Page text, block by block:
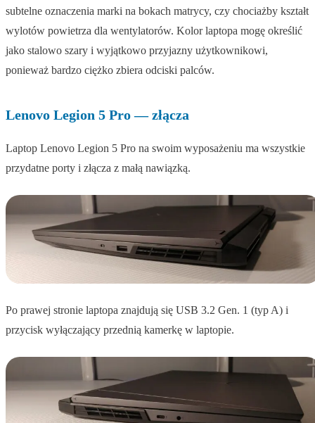
subtelne oznaczenia marki na bokach matrycy, czy chociażby kształt
wylotów powietrza dla wentylatorów. Kolor laptopa mogę określić
jako stalowo szary i wyjątkowo przyjazny użytkownikowi,
ponieważ bardzo ciężko zbiera odciski palców.
Lenovo Legion 5 Pro — złącza
Laptop Lenovo Legion 5 Pro na swoim wyposażeniu ma wszystkie
przydatne porty i złącza z małą nawiązką.
Po prawej stronie laptopa znajdują się USB 3.2 Gen. 1 (typ A) i
przycisk wyłączający przednią kamerkę w laptopie.